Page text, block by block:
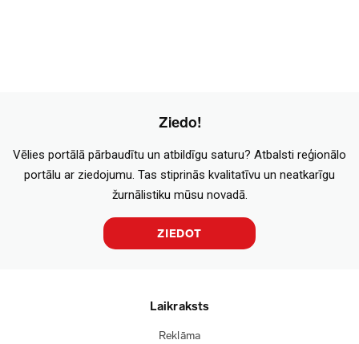
Ziedo!
Vēlies portālā pārbaudītu un atbildīgu saturu? Atbalsti reģionālo
portālu ar ziedojumu. Tas stiprinās kvalitatīvu un neatkarīgu
žurnālistiku mūsu novadā.
ZIEDOT
Laikraksts
Reklāma